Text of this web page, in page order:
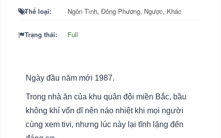
Thể loại: Ngôn Tình, Đông Phương, Ngược, Khác
Trạng thái: Full
Ngày đầu năm mới 1987.
Trong nhà ăn của khu quân đội miền Bắc, bầu
không khí vốn dĩ nên náo nhiệt khi mọi người
cùng xem tivi, nhưng lúc này lại tĩnh lặng đến